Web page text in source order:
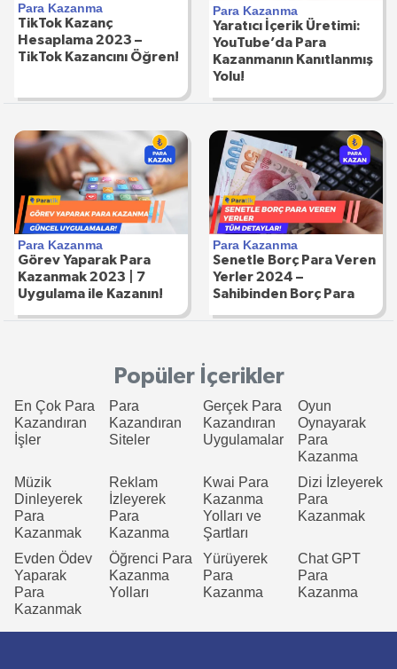
Para Kazanma
TikTok Kazanç
Hesaplama 2023 –
TikTok Kazancını Öğren!
Para Kazanma
Yaratıcı İçerik Üretimi:
YouTube’da Para
Kazanmanın Kanıtlanmış
Yolu!
Para Kazanma
Görev Yaparak Para
Kazanmak 2023 | 7
Uygulama ile Kazanın!
Para Kazanma
Senetle Borç Para Veren
Yerler 2024 –
Sahibinden Borç Para
Popüler İçerikler
En Çok Para
Kazandıran
İşler
Para
Kazandıran
Siteler
Gerçek Para
Kazandıran
Uygulamalar
Oyun
Oynayarak
Para
Kazanma
Müzik
Dinleyerek
Para
Kazanmak
Reklam
İzleyerek
Para
Kazanma
Kwai Para
Kazanma
Yolları ve
Şartları
Dizi İzleyerek
Para
Kazanmak
Evden Ödev
Yaparak
Para
Kazanmak
Öğrenci Para
Kazanma
Yolları
Yürüyerek
Para
Kazanma
Chat GPT
Para
Kazanma